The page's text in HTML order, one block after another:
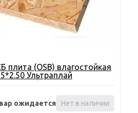
плита (OSB) влагостойкая
Ультраплай
Могилёв 12 мм
ожидается Нет в наличии